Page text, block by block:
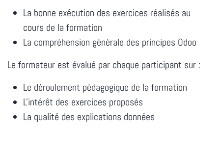
La bonne exécution des exercices réalisés au
cours de la formation
La compréhension générale des principes Odoo
Le formateur est évalué par chaque participant sur :
Le déroulement pédagogique de la formation
L'intérêt des exercices proposés
La qualité des explications données